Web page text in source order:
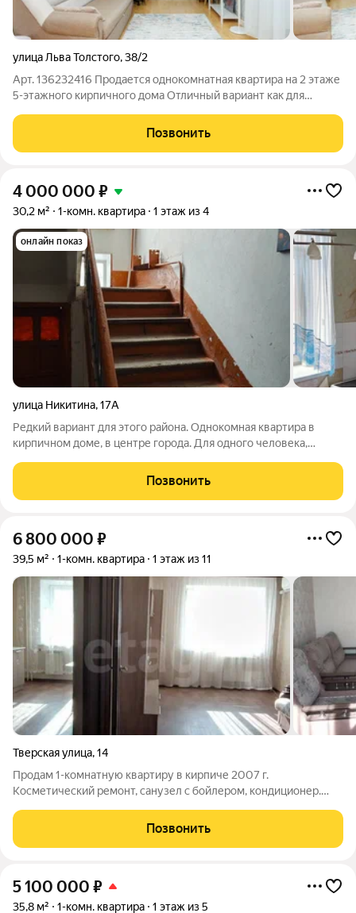
улица Льва Толстого,38/2
Арт. 136232416 Продается однокомнатная квартира на 2 этаже
5-этажного кирпичного дома Отличный вариант как для
уложен ламинат, на кухне
Позвонить
4 000 000 ₽
30,2 м² 1-комн. квартира 1 этаж из 4
онлайн показ
улица Никитина,17А
Редкий вариант для этого района. Однокомная квартира в
кирпичном доме, в центре города. Для одного человека,
личного проживания, так и для инвестиций. Рядом вся
необходимая инфраструктура центра:
Позвонить
6 800 000 ₽
39,5 м² 1-комн. квартира 1 этаж из 11
Тверская улица,14
Продам 1-комнатную квартиру в кирпиче 2007 г.
Косметический ремонт, санузел с бойлером, кондиционер.
очень тихо и тепло. Редкая находка собственная гардеробная.
Остаётся вся мебель и
Позвонить
5 100 000 ₽
35,8 м² 1-комн. квартира 1 этаж из 5